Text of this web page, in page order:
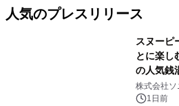
人気のプレスリリース
スヌーピ
とに楽
の人気銭
ラボレー
ボグッズ
株式会社
1日前